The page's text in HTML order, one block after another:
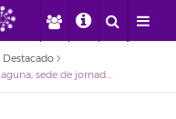
Destacado
La Universidad de La Laguna, sede de jornadas sobre disidencia sexogenérica y comunicación igualitaria